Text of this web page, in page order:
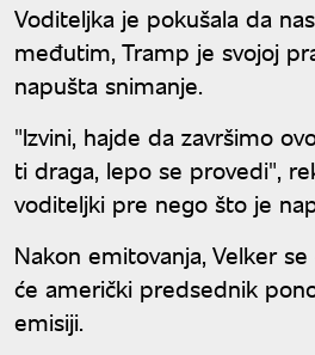
Voditeljka je pokušala da
međutim, Tramp je svojoj
napušta snimanje.
"Izvini, hajde da završimo
ti draga, lepo se provedi",
voditeljki pre nego što je
Nakon emitovanja, Velker
će američki predsednik
emisiji.